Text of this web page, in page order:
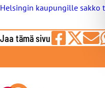
Helsingin kaupungille sakko
Jaa tämä sivu